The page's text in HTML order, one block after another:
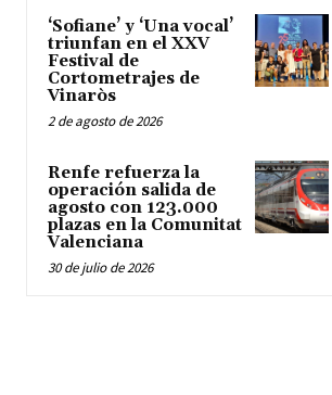
‘Sofiane’ y ‘Una vocal’
triunfan en el XXV
Festival de
Cortometrajes de
Vinaròs
2 de agosto de 2026
Renfe refuerza la
operación salida de
agosto con 123.000
plazas en la Comunitat
Valenciana
30 de julio de 2026